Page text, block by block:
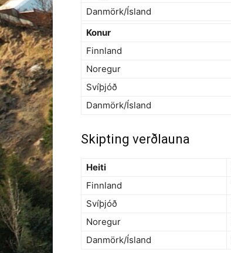
Danmörk/Ísland
Konur
Finnland
Noregur
Svíþjóð
Danmörk/Ísland
Skipting verðlauna
Heiti
Finnland
Svíþjóð
Noregur
Danmörk/Ísland